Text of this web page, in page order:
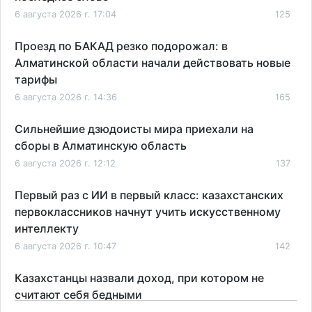
6 августа 2026 г. 17:04 125
Проезд по БАКАД резко подорожал: в
Алматинской области начали действовать новые
тарифы
6 августа 2026 г. 14:36 165
Сильнейшие дзюдоисты мира приехали на
сборы в Алматинскую область
6 августа 2026 г. 12:12 137
Первый раз с ИИ в первый класс: казахстанских
первоклассников начнут учить искусственному
интеллекту
6 августа 2026 г. 10:47 142
Казахстанцы назвали доход, при котором не
считают себя бедными